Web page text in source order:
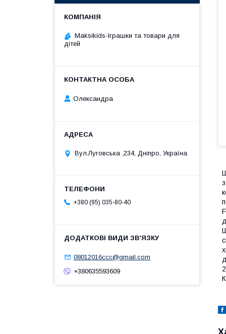
Maksikids-Іграшки та товари для
дітей
Олександра
Вул.Луговська ,234, Дніпро, Україна
+380 (95) 035-80-40
08012016ccc@gmail.com
+380635593609